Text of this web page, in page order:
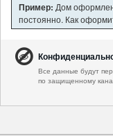
Пример: Дом
постоянно. Как
Все данные будут
по защищенному